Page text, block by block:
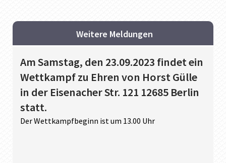
Weitere Meldungen
Am Samstag, den 23.09.2023 findet ein
Wettkampf zu Ehren von Horst Gülle
in der Eisenacher Str. 121 12685 Berlin
statt.
Der Wettkampfbeginn ist um 13.00 Uhr